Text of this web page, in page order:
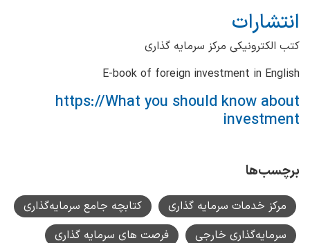
انتشارات
کتب الکترونیکی مرکز سرمایه گذاری
E-book of foreign investment in English
https://What you should know about
investment
برچسب‌ها
مرکز خدمات سرمایه گذاری
کتابچه جامع سرمایه‌گذاری
سرمایه‌گذاری خارجی
فرصت های سرمایه گذاری